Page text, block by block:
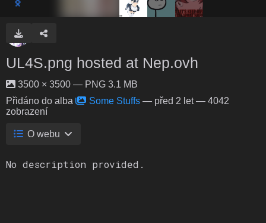
UL4S.png hosted at Nep.ovh
3500 × 3500 — PNG 3.1 MB
Přidáno do alba
Some Stuffs — před 2 let— 4042
zobrazení
O webu
No description provided.